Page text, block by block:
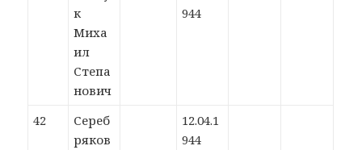
к
Миха
ил
Степа
нович
944
42
Сереб
ряков
12.04.1
944